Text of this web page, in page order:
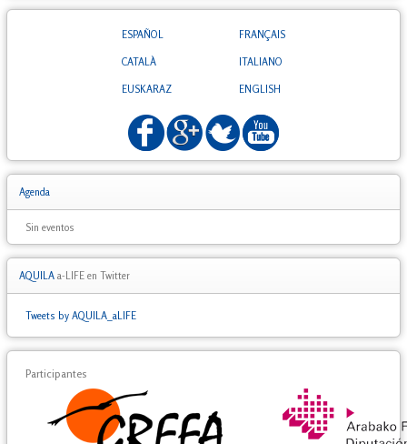
ESPAÑOL
CATALÀ
EUSKARAZ
FRANÇAIS
ITALIANO
ENGLISH
Agenda
Sin eventos
AQUILA a-LIFE en Twitter
Tweets by AQUILA_aLIFE
Participantes